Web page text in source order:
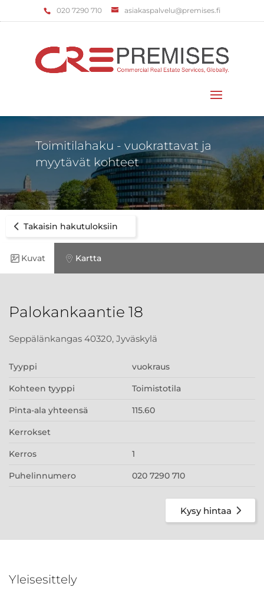
‌020 7290 710 asiakaspalvelu@premises.fi
Toimitilahaku - vuokrattavat ja
myytävät kohteet
Takaisin hakutuloksiin
Kuvat Kartta
Palokankaantie 18
Seppälänkangas 40320, Jyväskylä
Tyyppi vuokraus
Kohteen tyyppi Toimistotila
Pinta-ala yhteensä 115.60
Kerrokset
Kerros 1
Puhelinnumero 020 7290 710
Kysy hintaa
Yleisesittely